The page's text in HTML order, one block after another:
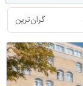
گران‌ترین